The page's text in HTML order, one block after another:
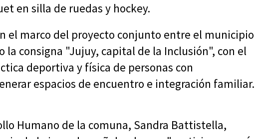
en silla de ruedas y hockey.
el marco del proyecto conjunto entre el municipio
la consigna "Jujuy, capital de la Inclusión", con el
deportiva y física de personas con
espacios de encuentro e integración familiar.
Humano de la comuna, Sandra Battistella,